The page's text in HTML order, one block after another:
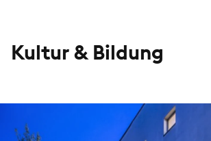
Kultur & Bildung